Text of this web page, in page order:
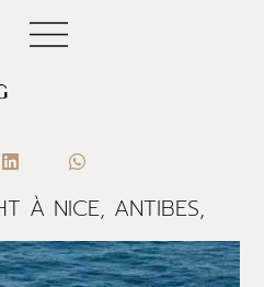
À NICE, ANTIBES,